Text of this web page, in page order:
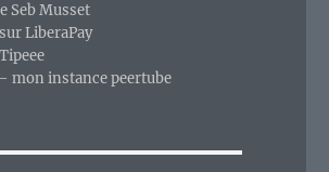
Seb Musset
LiberaPay
mon instance peertube